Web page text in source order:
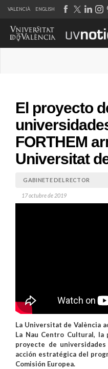
VALENCIÀ ENGLISH
El proyecto
FORTHEM
Universitat
GABINETE DEL RECTOR
17 octubre de 2019
La Universitat de València
La Nau Centro Cultural,
proyecte de
acción estratégica del
Comisión Europea.